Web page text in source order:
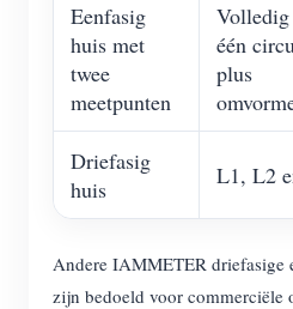
Eenfasig
huis met
twee
meetpunten
één
plus
Driefasig
huis
L1, L2
Andere IAMMETER driefasige
zijn bedoeld voor commerciële